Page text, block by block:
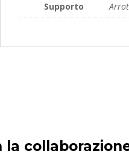
Supporto
la